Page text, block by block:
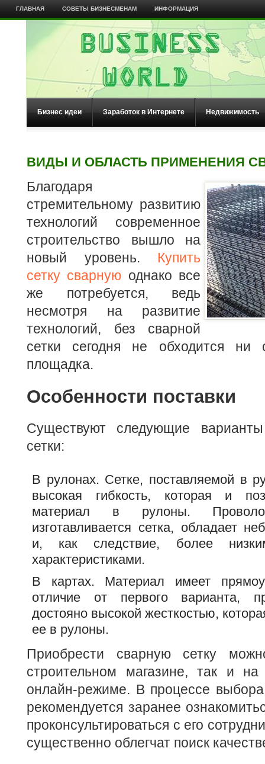
ГЛАВНАЯ СОВЕТЫ БИЗНЕСМЕНАМ ИНФОРМАЦИЯ
Бизнес идеи Заработок в Интернете Недвижимость
ВИДЫ И ОБЛАСТЬ ПРИМЕНЕНИЯ
Благодаря
стремительному развитию
технологий современное
строительство вышло на
новый уровень. Купить
сетку сварную однако все
же потребуется, ведь
несмотря на развитие
технологий, без сварной
сетки сегодня не обходится ни
площадка.
Особенности поставки
Существуют следующие
сетки:
В рулонах. Сетке, поставляемой в
высокая гибкость, которая и
материал в рулоны.
изготавливается сетка, обладает
и, как следствие, более
характеристиками.
В картах. Материал имеет
отличие от первого варианта,
достояно высокой жесткостью,
ее в рулоны.
Приобрести сварную сетку
строительном магазине, так и
онлайн-режиме. В процессе выбора
рекомендуется заранее
проконсультироваться с его
существенно облегчат поиск